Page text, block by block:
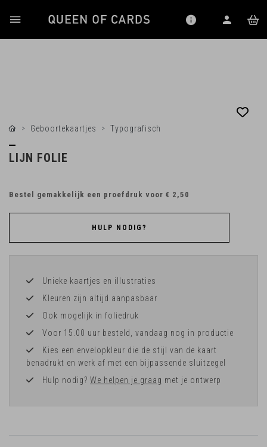
Geboortekaartjes Typografisch
LIJN FOLIE
Bestel gemakkelijk een proefdruk voor € 2,50
HULP NODIG?
Unieke kaartjes en illustraties
Kleuren zijn altijd aanpasbaar
Ook mogelijk in foliedruk
Voor 15.00 uur besteld, vandaag nog in productie
Kies een envelopkleur die de stijl van de kaart
benadrukt en werk af met een bijpassende sluitzegel
Hulp nodig? We helpen je graag met je ontwerp